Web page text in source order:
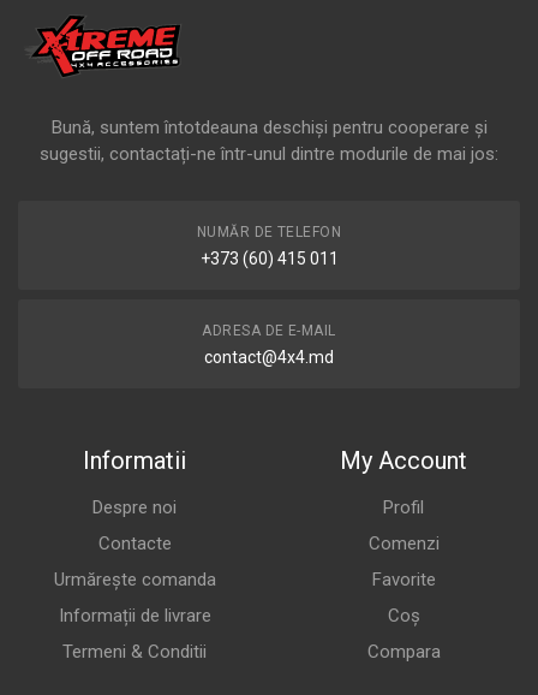
Bună, suntem întotdeauna deschiși pentru cooperare și
sugestii, contactați-ne într-unul dintre modurile de mai jos:
NUMĂR DE TELEFON
+373 (60) 415 011
ADRESA DE E-MAIL
contact@4x4.md
Informatii
Despre noi
Contacte
Urmărește comanda
Informații de livrare
Termeni & Conditii
My Account
Profil
Comenzi
Favorite
Coș
Compara